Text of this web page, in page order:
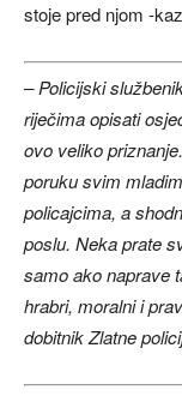
stoje pred njom -
– Policijski
riječima opisati
ovo veliko
poruku svim
policajcima, a
poslu. Neka prate
samo ako naprave
hrabri, moralni i
dobitnik Zlatne